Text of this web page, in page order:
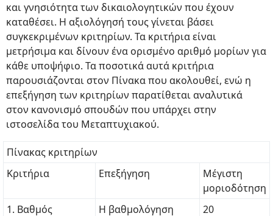
και γνησιότητα των δικαιολογητικών που έχουν
καταθέσει. Η αξιολόγησή τους γίνεται βάσει
συγκεκριμένων κριτηρίων. Τα κριτήρια είναι
μετρήσιμα και δίνουν ένα ορισμένο αριθμό μορίων για
κάθε υποψήφιο. Τα ποσοτικά αυτά κριτήρια
παρουσιάζονται στον Πίνακα που ακολουθεί, ενώ η
επεξήγηση των κριτηρίων παρατίθεται αναλυτικά
στον κανονισμό σπουδών που υπάρχει στην
ιστοσελίδα του Μεταπτυχιακού.
Πίνακας κριτηρίων
Κριτήρια
Επεξήγηση
Μέγιστη
μοριοδότηση
1. Βαθμός
Η βαθμολόγηση 20